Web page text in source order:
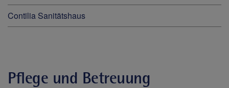
Contilia Sanitätshaus
Pflege und Betreuung